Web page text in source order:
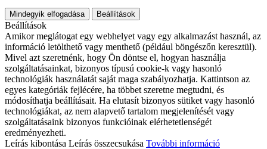
Mindegyik elfogadása Beállítások
Beállítások
Amikor meglátogat egy webhelyet vagy egy alkalmazást használ, az
információ letölthető vagy menthető (például böngészőn keresztül).
Mivel azt szeretnénk, hogy Ön döntse el, hogyan használja
szolgáltatásainkat, bizonyos típusú cookie-k vagy hasonló
technológiák használatát saját maga szabályozhatja. Kattintson az
egyes kategóriák fejlécére, ha többet szeretne megtudni, és
módosíthatja beállításait. Ha elutasít bizonyos sütiket vagy hasonló
technológiákat, az nem alapvető tartalom megjelenítését vagy
szolgáltatásaink bizonyos funkcióinak elérhetetlenségét
eredményezheti.
Leírás kibontása Leírás összecsukása További információ